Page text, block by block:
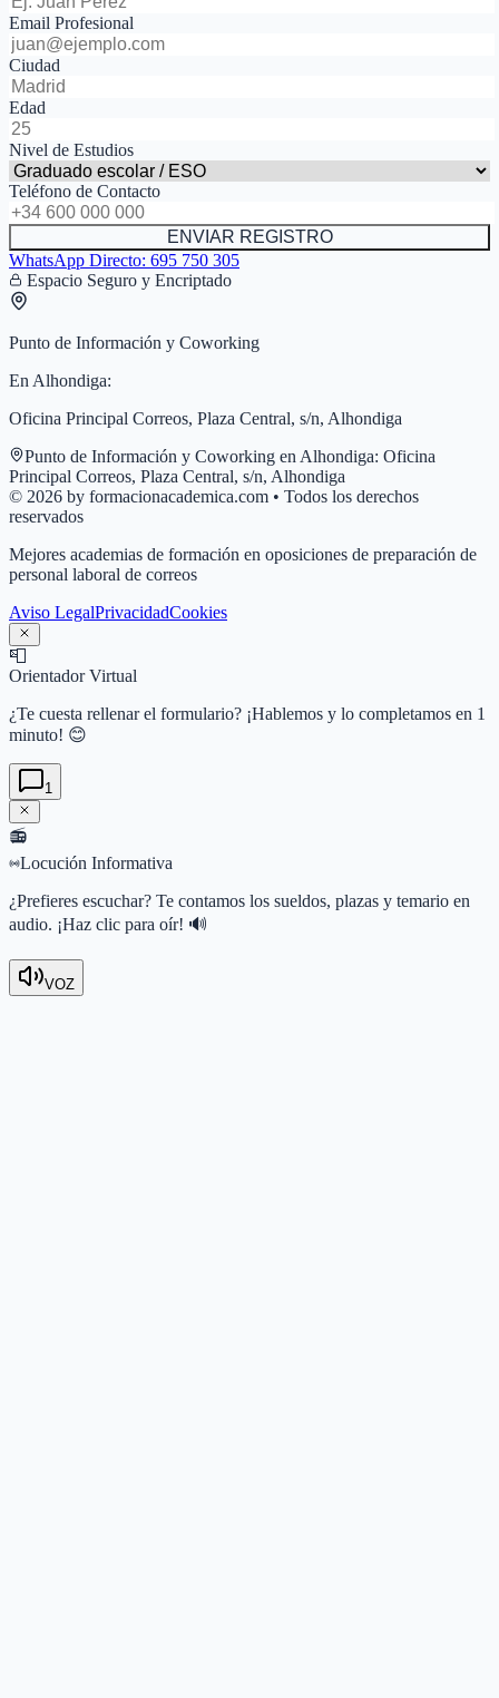
Email Profesional
Ciudad
Edad
Nivel de Estudios
Teléfono de Contacto
ENVIAR REGISTRO
WhatsApp Directo: 695 750 305
Espacio Seguro y Encriptado
Punto de Información y Coworking
En Alhondiga:
Oficina Principal Correos, Plaza Central, s/n, Alhondiga
Punto de Información y Coworking en Alhondiga: Oficina
Principal Correos, Plaza Central, s/n, Alhondiga
© 2026 by formacionacademica.com • Todos los derechos
reservados
Mejores academias de formación en oposiciones de preparación de
personal laboral de correos
Aviso LegalPrivacidadCookies
📮
Orientador Virtual
¿Te cuesta rellenar el formulario? ¡Hablemos y lo completamos en 1
minuto! 😊
1
📻
Locución Informativa
¿Prefieres escuchar? Te contamos los sueldos, plazas y temario en
audio. ¡Haz clic para oír! 🔊
VOZ